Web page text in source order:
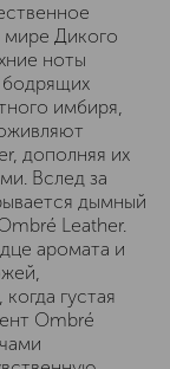
мире Дикого
ноты
бодрящих
имбиря,
дополняя их
Вслед за
дымный
Leather.
аромата и
густая
Ombré